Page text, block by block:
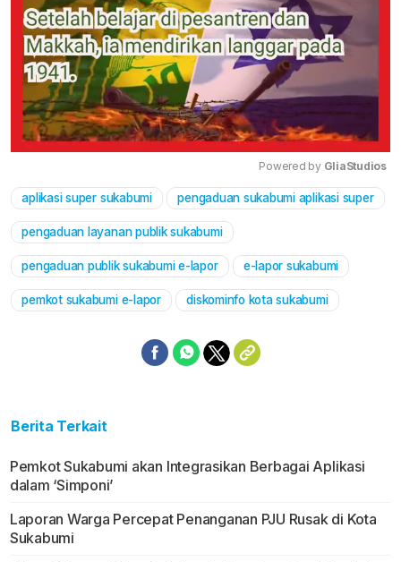
Mute
Powered by GliaStudios
aplikasi super sukabumi pengaduan sukabumi aplikasi super
pengaduan layanan publik sukabumi
pengaduan publik sukabumi e-lapor e-lapor sukabumi
pemkot sukabumi e-lapor diskominfo kota sukabumi
Berita Terkait
Pemkot Sukabumi akan Integrasikan Berbagai Aplikasi
dalam ‘Simponi’
Laporan Warga Percepat Penanganan PJU Rusak di Kota
Sukabumi